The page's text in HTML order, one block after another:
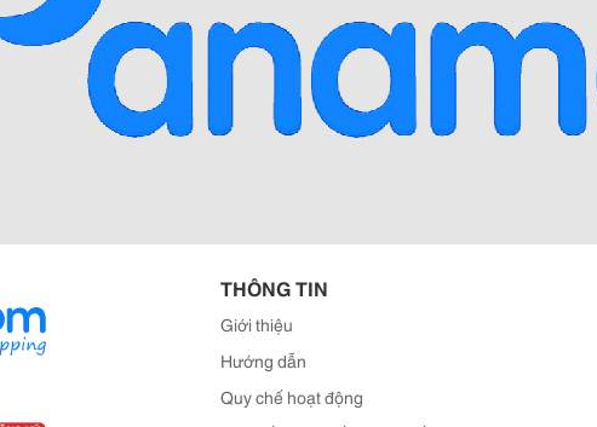
THÔNG TIN
Giới thiệu
Hướng dẫn
Quy chế hoạt động